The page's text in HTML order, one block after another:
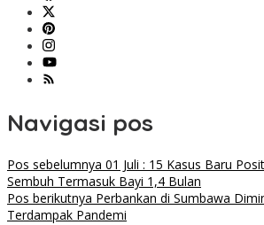
Navigasi pos
Pos sebelumnya 01 Juli : 15 Kasus Baru
Sembuh Termasuk Bayi 1,4 Bulan
Pos berikutnya Perbankan di Sumbawa
Terdampak Pandemi